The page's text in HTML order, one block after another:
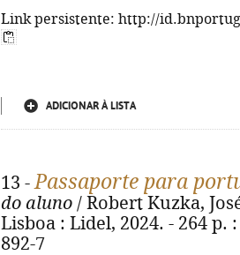
Link persistente: http://
ADICIONAR À LISTA
13 -Passaporte para
do aluno / Robert Kuzka,
Lisboa : Lidel, 2024. - 264 p.
892-7